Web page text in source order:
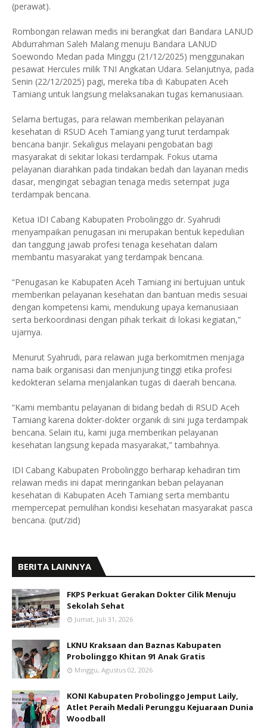
(perawat).
Rombongan relawan medis ini berangkat dari Bandara LANUD
Abdurrahman Saleh Malang menuju Bandara LANUD
Soewondo Medan pada Minggu (21/12/2025) menggunakan
pesawat Hercules milik TNI Angkatan Udara. Selanjutnya, pada
Senin (22/12/2025) pagi, mereka tiba di Kabupaten Aceh
Tamiang untuk langsung melaksanakan tugas kemanusiaan.
Selama bertugas, para relawan memberikan pelayanan
kesehatan di RSUD Aceh Tamiang yang turut terdampak
bencana banjir. Sekaligus melayani pengobatan bagi
masyarakat di sekitar lokasi terdampak. Fokus utama
pelayanan diarahkan pada tindakan bedah dan layanan medis
dasar, mengingat sebagian tenaga medis setempat juga
terdampak bencana.
Ketua IDI Cabang Kabupaten Probolinggo dr. Syahrudi
menyampaikan penugasan ini merupakan bentuk kepedulian
dan tanggung jawab profesi tenaga kesehatan dalam
membantu masyarakat yang terdampak bencana.
“Penugasan ke Kabupaten Aceh Tamiang ini bertujuan untuk
memberikan pelayanan kesehatan dan bantuan medis sesuai
dengan kompetensi kami, mendukung upaya kemanusiaan
serta berkoordinasi dengan pihak terkait di lokasi kegiatan,”
ujarnya.
Menurut Syahrudi, para relawan juga berkomitmen menjaga
nama baik organisasi dan menjunjung tinggi etika profesi
kedokteran selama menjalankan tugas di daerah bencana.
“Kami membantu pelayanan di bidang bedah di RSUD Aceh
Tamiang karena dokter-dokter organik di sini juga terdampak
bencana. Selain itu, kami juga memberikan pelayanan
kesehatan langsung kepada masyarakat,” tambahnya.
IDI Cabang Kabupaten Probolinggo berharap kehadiran tim
relawan medis ini dapat meringankan beban pelayanan
kesehatan di Kabupaten Aceh Tamiang serta membantu
mempercepat pemulihan kondisi kesehatan masyarakat pasca
bencana. (put/zid)
BERITA LAINNYA
FKPS Perkuat Gerakan Dokter Cilik Menuju
Sekolah Sehat
Jumat, Juli 31, 2026
LKNU Kraksaan dan Baznas Kabupaten
Probolinggo Khitan 91 Anak Gratis
Minggu, Agustus 02, 2026
KONI Kabupaten Probolinggo Jemput Laily,
Atlet Peraih Medali Perunggu Kejuaraan Dunia
Woodball